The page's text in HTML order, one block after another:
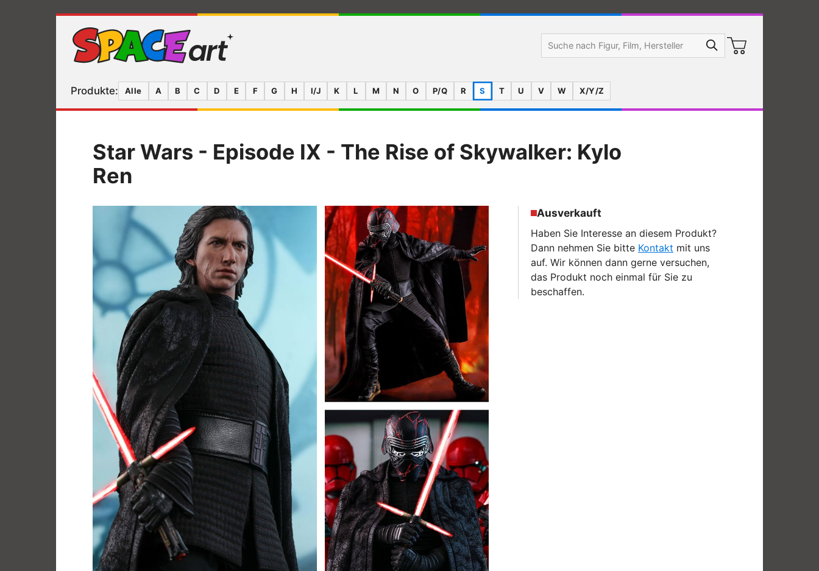
Produkte: Alle A B C D E F G H I/J K L M N O P/Q R S T U V W X/Y/Z
Star Wars - Episode IX - The Rise of Skywalker: Kylo
Ren
Ausverkauft
Haben Sie Interesse an diesem Produkt?
Dann nehmen Sie bitte Kontakt mit uns
auf. Wir können dann gerne versuchen,
das Produkt noch einmal für Sie zu
beschaffen.